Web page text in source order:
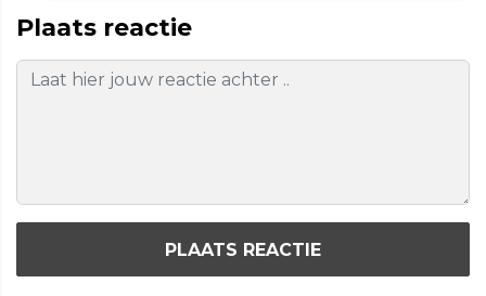
Plaats reactie
PLAATS REACTIE